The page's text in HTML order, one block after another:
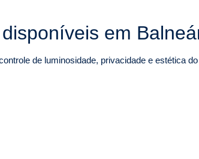
em
de luminosidade, privacidade e estética